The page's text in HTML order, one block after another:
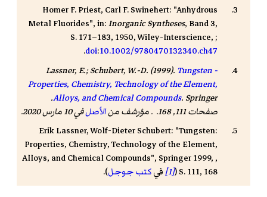
Homer F. Priest, Carl F. Swinehert: "Anhydrous
Metal Fluorides", in:Inorganic Syntheses, Band 3,
S. 171–183, 1950, Wiley-Interscience, ;
doi:10.1002/9780470132340.ch47
.
Lassner, E.; Schubert, W.-D. (1999). Tungsten -
Properties, Chemistry, Technology of the Element,
Alloys, and Chemical Compounds
. Springer.
صفحات 111, 168. . مؤرشف من
الأصلفي 10 مارس 2020.
Erik Lassner, Wolf-Dieter Schubert: "Tungsten:
Properties, Chemistry, Technology of the Element,
Alloys, and Chemical Compounds", Springer 1999, ,
S. 111, 168 (
[1] فيكتب جوجل).